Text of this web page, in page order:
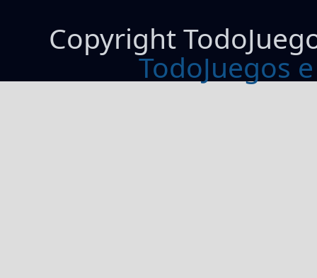
Copyright
TodoJuegos